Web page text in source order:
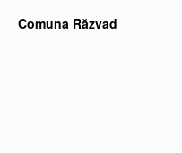
Comuna Răzvad